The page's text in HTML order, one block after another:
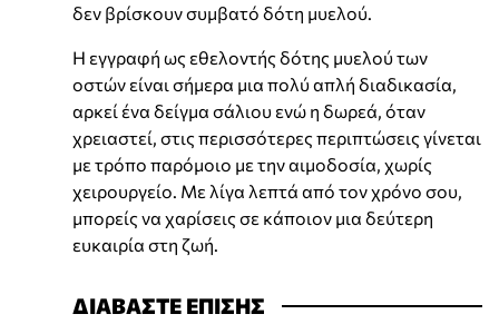
δεν βρίσκουν συμβατό δότη μυελού.
Η εγγραφή ως εθελοντής δότης μυελού των
οστών είναι σήμερα μια πολύ απλή διαδικασία,
αρκεί ένα δείγμα σάλιου ενώ η δωρεά, όταν
χρειαστεί, στις περισσότερες περιπτώσεις γίνεται
με τρόπο παρόμοιο με την αιμοδοσία, χωρίς
χειρουργείο. Με λίγα λεπτά από τον χρόνο σου,
μπορείς να χαρίσεις σε κάποιον μια δεύτερη
ευκαιρία στη ζωή.
ΔΙΑΒΑΣΤΕ ΕΠΙΣΗΣ